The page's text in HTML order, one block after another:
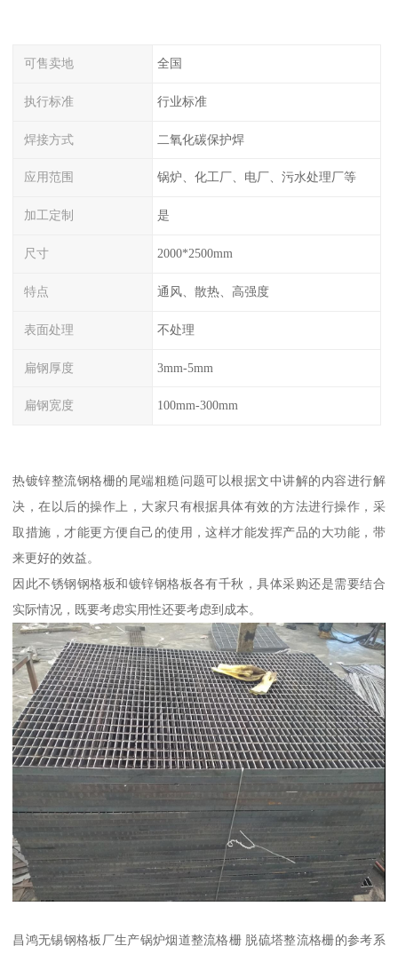
可售卖地 全国
执行标准 行业标准
焊接方式 二氧化碳保护焊
应用范围 锅炉、化工厂、电厂、污水处理厂等
加工定制 是
尺寸 2000*2500mm
特点 通风、散热、高强度
表面处理 不处理
扁钢厚度 3mm-5mm
扁钢宽度 100mm-300mm
热镀锌整流钢格栅的尾端粗糙问题可以根据文中讲解的内容进行解
决，在以后的操作上，大家只有根据具体有效的方法进行操作，采
取措施，才能更方便自己的使用，这样才能发挥产品的大功能，带
来更好的效益。
因此不锈钢钢格板和镀锌钢格板各有千秋，具体采购还是需要结合
实际情况，既要考虑实用性还要考虑到成本。
昌鸿无锡钢格板厂生产锅炉烟道整流格栅 脱硫塔整流格栅的参考系